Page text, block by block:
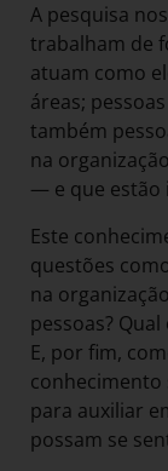
A pesquisa
trabalham de
atuam como
áreas;
também
na
— e que estão
Este
questões
na
pessoas?
E, por fim,
conhecimento
para auxiliar
possam se